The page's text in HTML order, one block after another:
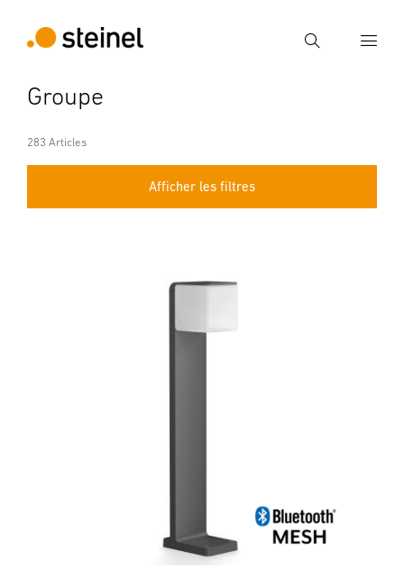
Recherche
Groupe
283 Articles
Afficher les filtres